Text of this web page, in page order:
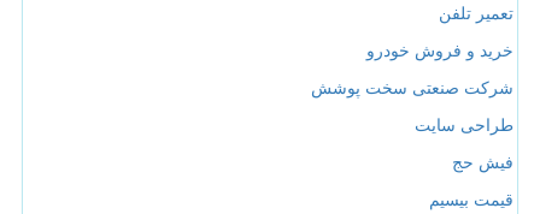
تعمیر تلفن
خرید و فروش خودرو
شرکت صنعتی سخت پوشش
طراحی سایت
فیش حج
قیمت بیسیم